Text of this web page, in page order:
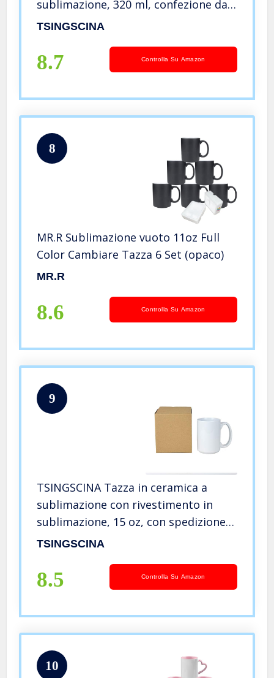
sublimazione, 320 ml, confezione da
24 pezzi, colore: Bianco
TSINGSCINA
8.7 Controlla Su Amazon
8
MR.R Sublimazione vuoto 11oz Full
Color Cambiare Tazza 6 Set (opaco)
MR.R
8.6 Controlla Su Amazon
9
TSINGSCINA Tazza in ceramica a
sublimazione con rivestimento in
sublimazione, 15 oz, con spedizione
riutilizzabile infrangibile, 425 ml,
TSINGSCINA
8.5 Controlla Su Amazon
10